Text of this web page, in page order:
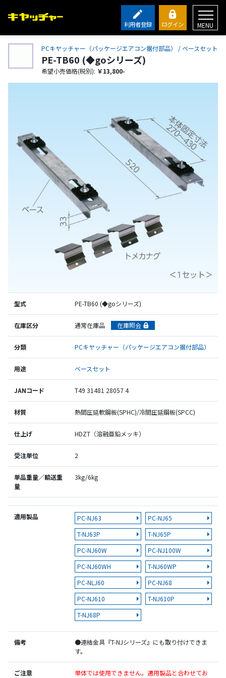
利用者登録 ログイン MENU
PCキヤッチャー（パッケージエアコン据付部品） / ベースセット
PE-TB60 (◆goシリーズ)
希望小売価格(税別): ￥13,800-
型式 PE-TB60 (◆goシリーズ)
在庫区分 通常在庫品 在庫照会
分類 PCキヤッチャー（パッケージエアコン据付部品）
用途 ベースセット
JANコード T49 31481 28057 4
材質 熱間圧延軟鋼板(SPHC)/冷間圧延鋼板(SPCC)
仕上げ HDZT（溶融亜鉛メッキ）
受注単位 2
単品重量／輸送重
量
3kg/6kg
適用製品 PC-NJ63
PC-NJ65
T-NJ63P
T-NJ65P
PC-NJ60W
PC-NJ100W
PC-NJ60WH
T-NJ60WP
PC-NLJ60
PC-NJ68
PC-NJ610
T-NJ610P
T-NJ68P
備考
●連結金具『T-NJシリーズ』にも取り付けできま
す。
ご注意
単体では使用できません。適用製品と合わせてお